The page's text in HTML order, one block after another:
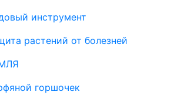
инструмент
растений от болезней
горшочек